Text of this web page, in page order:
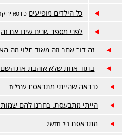
כל הילדים מופיעים כורסא
לפני מספר שנים שינו את זה
זה דור אחר וזה מאוד תלוי מה
בתור אחת שלא אוהבת את
כנראה שהייתי מתבאסת ענבלית
הייתי מתבעסת. בחרנו להם שמות
מתבאסת ניק חדש2